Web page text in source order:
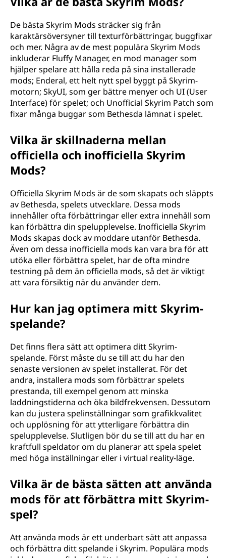
De bästa Skyrim Mods sträcker sig från
karaktärsöversyner till texturförbättringar, buggfixar
och mer. Några av de mest populära Skyrim Mods
inkluderar Fluffy Manager, en mod manager som
hjälper spelare att hålla reda på sina installerade
mods; Enderal, ett helt nytt spel byggt på Skyrim-
motorn; SkyUI, som ger bättre menyer och UI (User
Interface) för spelet; och Unofficial Skyrim Patch som
fixar många buggar som Bethesda lämnat i spelet.
Vilka är skillnaderna mellan
officiella och inofficiella Skyrim
Mods?
Officiella Skyrim Mods är de som skapats och släppts
av Bethesda, spelets utvecklare. Dessa mods
innehåller ofta förbättringar eller extra innehåll som
kan förbättra din spelupplevelse. Inofficiella Skyrim
Mods skapas dock av moddare utanför Bethesda.
Även om dessa inofficiella mods kan vara bra för att
utöka eller förbättra spelet, har de ofta mindre
testning på dem än officiella mods, så det är viktigt
att vara försiktig när du använder dem.
Hur kan jag optimera mitt Skyrim-
spelande?
Det finns flera sätt att optimera ditt Skyrim-
spelande. Först måste du se till att du har den
senaste versionen av spelet installerat. För det
andra, installera mods som förbättrar spelets
prestanda, till exempel genom att minska
laddningstiderna och öka bildfrekvensen. Dessutom
kan du justera spelinställningar som grafikkvalitet
och upplösning för att ytterligare förbättra din
spelupplevelse. Slutligen bör du se till att du har en
kraftfull speldator om du planerar att spela spelet
med höga inställningar eller i virtual reality-läge.
Vilka är de bästa sätten att använda
mods för att förbättra mitt Skyrim-
spel?
Att använda mods är ett underbart sätt att anpassa
och förbättra ditt spelande i Skyrim. Populära mods